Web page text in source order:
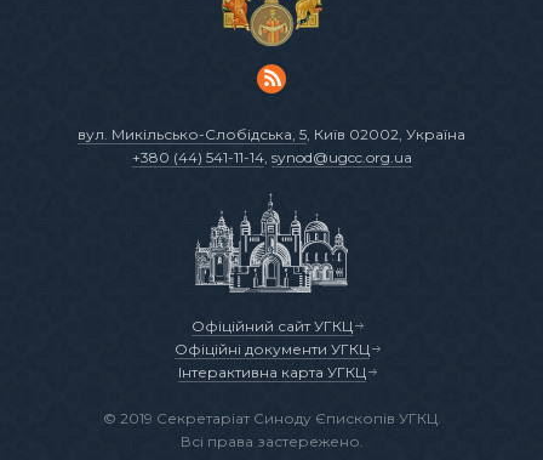
вул. Микільсько-Слобідська, 5, Київ 02002, Україна
+380 (44) 541-11-14, synod@ugcc.org.ua
Офіційний сайт УГКЦ
Офіційні документи УГКЦ
Інтерактивна карта УГКЦ
© 2019 Секретаріат Синоду Єпископів УГКЦ.
Всі права застережено.